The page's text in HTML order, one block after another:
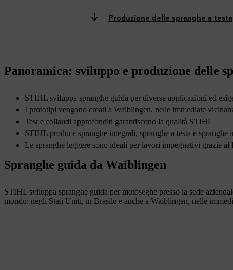
Produzione delle spranghe a testa
Panoramica: sviluppo e produzione delle
STIHL sviluppa spranghe guida per diverse applicazioni ed
I prototipi vengono creati a Waiblingen, nelle immediate
Test e collaudi approfonditi garantiscono la qualità STIHL
STIHL produce spranghe integrali, spranghe a testa e spranghe
Le spranghe leggere sono ideali per lavori impegnativi grazie al
Spranghe guida da Waiblingen
STIHL sviluppa spranghe guida per motoseghe presso la sede
mondo: negli Stati Uniti, in Brasile e anche a Waiblingen, nelle